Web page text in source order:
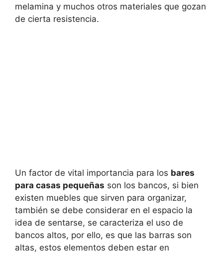
melamina y muchos otros materiales que gozan
de cierta resistencia.
Un factor de vital importancia para los bares
para casas pequeñas son los bancos, si bien
existen muebles que sirven para organizar,
también se debe considerar en el espacio la
idea de sentarse, se caracteriza el uso de
bancos altos, por ello, es que las barras son
altas, estos elementos deben estar en